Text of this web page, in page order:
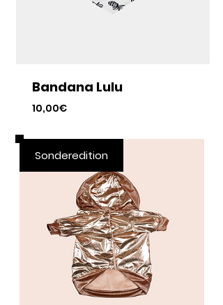
Bandana Lulu
10,00€Preis
Sonderedition